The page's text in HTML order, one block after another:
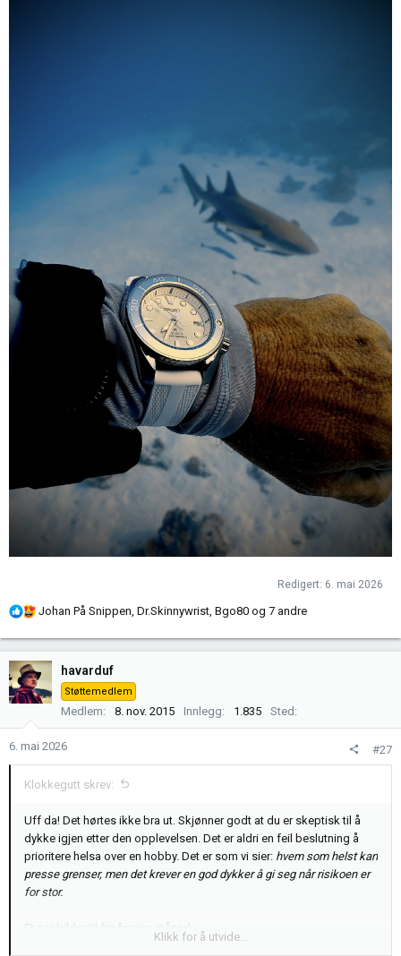
Redigert: 6. mai 2026
R
k
s
j
e
:
Johan På Snippen, Dr.Skinnywrist, Bgo80 og 7 andre
havarduf
Støttemedlem
Medlem 8. nov. 2015 Innlegg 1.835 Sted
6. mai 2026 #27
Klokkegutt skrev:
Uff da! Det hørtes ikke bra ut. Skjønner godt at du er skeptisk til å
dykke igjen etter den opplevelsen. Det er aldri en feil beslutning å
prioritere helsa over en hobby. Det er som vi sier: hvem som helst kan
presse grenser, men det krever en god dykker å gi seg når risikoen er
for stor.
Et par bilder til fra forrige måned:
Klikk for å utvide...